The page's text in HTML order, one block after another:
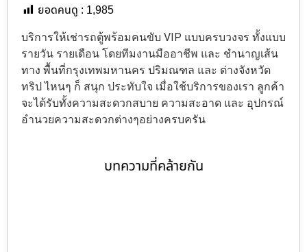
ยอดคนดู : 1,985
บริการให้เช่ารถตู้พร้อมคนขับ VIP แบบครบวงจร ทั้งแบบ
รายวัน รายเดือน โดยทีมงานมืออาชีพ และ ชำนาญเส้น
ทาง พื้นที่กรุงเทพมหานคร ปริมณฑล และ ต่างจังหวัด
ทริป ไหนๆ ก็ สนุก ประทับใจ เมื่อใช้บริการของเรา ลูกค้า
จะได้รับทั้งความสะดวกสบาย ความสะอาด และ อุปกรณ์
อำนวยความสะดวกต่างๆอย่างครบครัน
บทความที่คล้ายกัน